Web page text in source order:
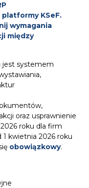
KSeF.
wymagania
między
jest systemem
oraz usprawnienie
roku dla firm
kwietnia 2026 roku
obowiązkowy.